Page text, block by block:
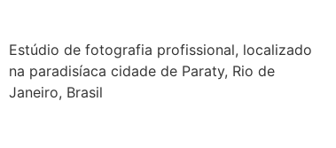
Estúdio de fotografia profissional, localizado
na paradisíaca cidade de Paraty, Rio de
Janeiro, Brasil